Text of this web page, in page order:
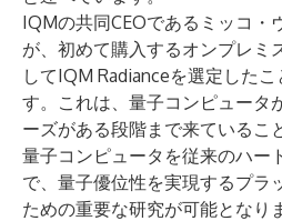
IQMの共同CEOであるミッコ・
が、初めて購入するオンプレミ
してIQM Radianceを選定した
す。これは、量子コンピュータ
ーズがある段階まで来ているこ
量子コンピュータを従来のハー
で、量子優位性を実現するプラ
ための重要な研究が可能となり